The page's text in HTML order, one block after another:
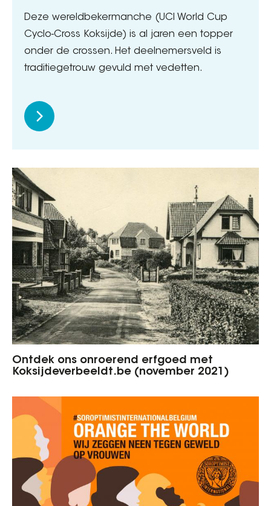
Deze wereldbekermanche (UCI World Cup
Cyclo-Cross Koksijde) is al jaren een topper
onder de crossen. Het deelnemersveld is
traditiegetrouw gevuld met vedetten.
Ontdek ons onroerend erfgoed met
Koksijdeverbeeldt.be (november 2021)